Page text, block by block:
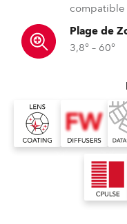
compatible
Plage de
3,8° – 60°